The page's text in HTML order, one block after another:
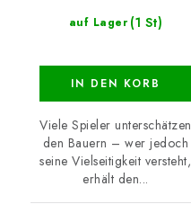
auf Lager (1 St)
IN DEN KORB
Viele Spieler unterschätzen
den Bauern – wer jedoch
seine Vielseitigkeit versteht,
erhält den...